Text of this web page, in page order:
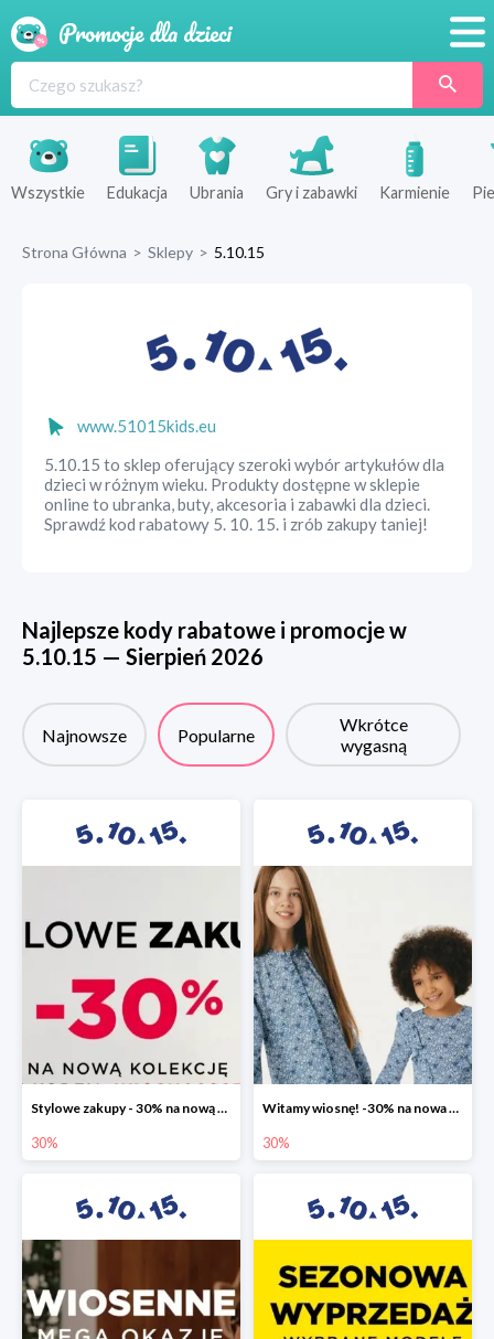
Produkty
Sklepy
Wszystkie Edukacja Ubrania Gry i zabawki Karmienie
Strona Główna > Sklepy > 5.10.15
www.51015kids.eu
5.10.15 to sklep oferujący szeroki wybór artykułów dla
dzieci w różnym wieku. Produkty dostępne w sklepie
online to ubranka, buty, akcesoria i zabawki dla dzieci.
Sprawdź kod rabatowy 5. 10. 15. i zrób zakupy taniej!
Najlepsze kody rabatowe i promocje w
5.10.15 — Sierpień 2026
Najnowsze Popularne
Wkrótce
wygasną
Stylowe zakupy - 30% na nową kolekcję
30%
Witamy wiosnę! -30% na nowa kolekcję
30%